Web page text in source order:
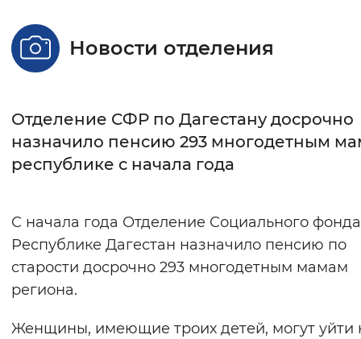
Стандартный Увеличенный
Без засечек
Интервал между буквами
Цвет сайта
Новости отделения
Отделение СФР по Дагестану досрочно
назначило пенсию 293 многодетным
республике с начала года
С начала года Отделение Социального
Республике Дагестан назначило пенсию по
старости досрочно 293 многодетным мамам
региона.
Женщины, имеющие троих детей, могут уйти